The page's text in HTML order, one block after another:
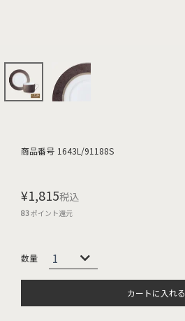
商品番号 1643L/91188S
¥1,815税込
83ポイント還元
カートに入れる